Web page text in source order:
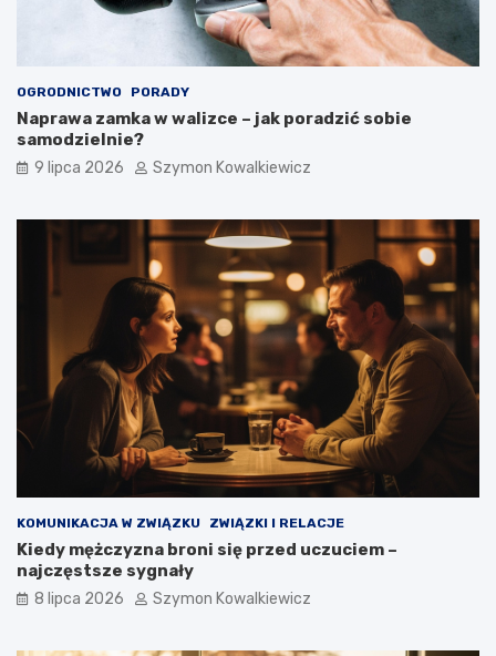
OGRODNICTWO PORADY
Naprawa zamka w walizce – jak poradzić sobie
samodzielnie?
9 lipca 2026 Szymon Kowalkiewicz
KOMUNIKACJA W ZWIĄZKU ZWIĄZKI I RELACJE
Kiedy mężczyzna broni się przed uczuciem –
najczęstsze sygnały
8 lipca 2026 Szymon Kowalkiewicz